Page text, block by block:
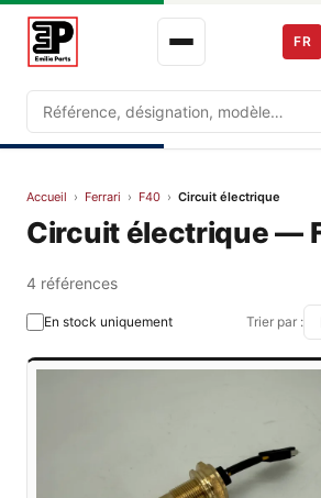
Recherche
FR
Accueil › Ferrari › F40 › Circuit électrique
Circuit électrique —
4 références
En stock uniquement Trier par :